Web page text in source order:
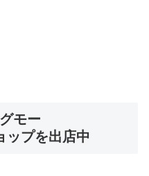
モー
ップを出店中